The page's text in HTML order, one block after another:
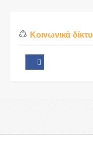
Κοινωνικά